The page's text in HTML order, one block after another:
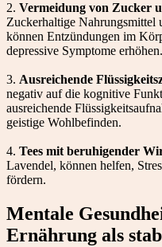
2. Vermeidung von Zucker
Zuckerhaltige Nahrungsmittel
können Entzündungen im
depressive Symptome erhöhen.
3. Ausreichende
negativ auf die kognitive
ausreichende
geistige Wohlbefinden.
4. Tees mit beruhigender
Lavendel, können helfen,
fördern.
Mentale
Ernährung als